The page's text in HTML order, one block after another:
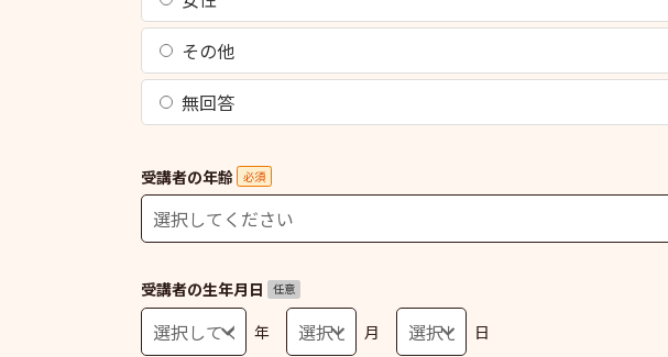
その他
無回答
受講者の年齢 必須
受講者の生年月日 任意
年 月 日